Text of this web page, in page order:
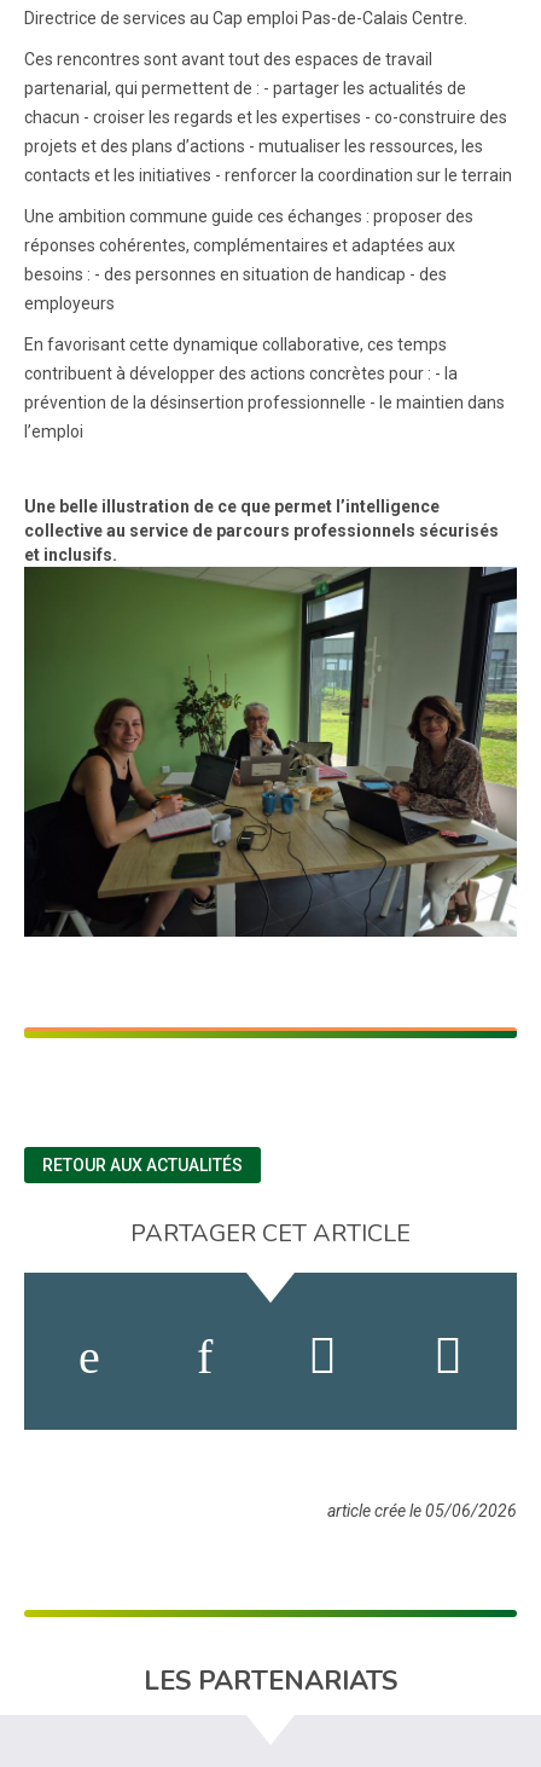
Directrice de services au Cap emploi Pas-de-Calais Centre.
Ces rencontres sont avant tout des espaces de travail
partenarial, qui permettent de : - partager les actualités de
chacun - croiser les regards et les expertises - co-construire des
projets et des plans d’actions - mutualiser les ressources, les
contacts et les initiatives - renforcer la coordination sur le terrain
Une ambition commune guide ces échanges : proposer des
réponses cohérentes, complémentaires et adaptées aux
besoins : - des personnes en situation de handicap - des
employeurs
En favorisant cette dynamique collaborative, ces temps
contribuent à développer des actions concrètes pour : - la
prévention de la désinsertion professionnelle - le maintien dans
l’emploi
Une belle illustration de ce que permet l’intelligence
collective au service de parcours professionnels sécurisés
et inclusifs.
RETOUR AUX ACTUALITÉS
PARTAGER CET ARTICLE
article crée le 05/06/2026
LES PARTENARIATS